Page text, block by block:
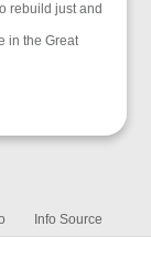
rebuild just and
in the Great
Info Source